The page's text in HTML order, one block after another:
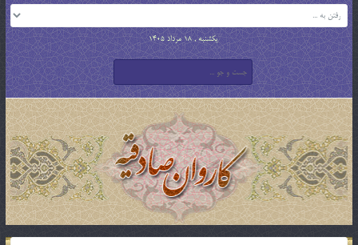
یکشنبه , 18 مرداد 1405